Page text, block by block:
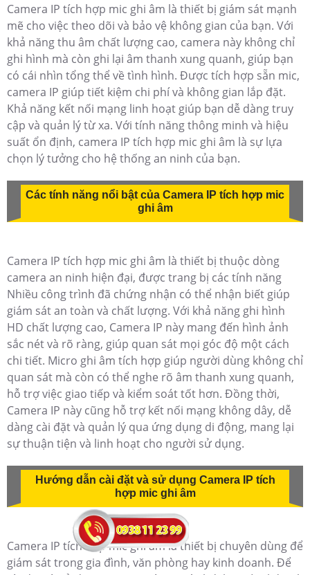
Camera IP tích hợp mic ghi âm là thiết bị giám sát mạnh
mẽ cho việc theo dõi và bảo vệ không gian của bạn. Với
khả năng thu âm chất lượng cao, camera này không chỉ
ghi hình mà còn ghi lại âm thanh xung quanh, giúp bạn
có cái nhìn tổng thể về tình hình. Được tích hợp sẵn mic,
camera IP giúp tiết kiệm chi phí và không gian lắp đặt.
Khả năng kết nối mạng linh hoạt giúp bạn dễ dàng truy
cập và quản lý từ xa. Với tính năng thông minh và hiệu
suất ổn định, camera IP tích hợp mic ghi âm là sự lựa
chọn lý tưởng cho hệ thống an ninh của bạn.
Các tính năng nổi bật của Camera IP tích hợp mic
ghi âm
Camera IP tích hợp mic ghi âm là thiết bị thuộc dòng
camera an ninh hiện đại, được trang bị các tính năng
Nhiều công trình đã chứng nhận có thể nhận biết giúp
giám sát an toàn và chất lượng. Với khả năng ghi hình
HD chất lượng cao, Camera IP này mang đến hình ảnh
sắc nét và rõ ràng, giúp quan sát mọi góc độ một cách
chi tiết. Micro ghi âm tích hợp giúp người dùng không chỉ
quan sát mà còn có thể nghe rõ âm thanh xung quanh,
hỗ trợ việc giao tiếp và kiểm soát tốt hơn. Đồng thời,
Camera IP này cũng hỗ trợ kết nối mạng không dây, dễ
dàng cài đặt và quản lý qua ứng dụng di động, mang lại
sự thuận tiện và linh hoạt cho người sử dụng.
Hướng dẫn cài đặt và sử dụng Camera IP tích
hợp mic ghi âm
Camera IP tích hợp mic ghi âm là thiết bị chuyên dùng để
giám sát trong gia đình, văn phòng hay kinh doanh. Để